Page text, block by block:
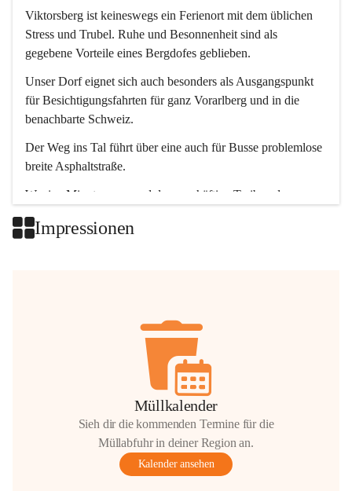
Viktorsberg ist keineswegs ein Ferienort mit dem üblichen
Stress und Trubel. Ruhe und Besonnenheit sind als
gegebene Vorteile eines Bergdofes geblieben.
Unser Dorf eignet sich auch besonders als Ausgangspunkt
für Besichtigungsfahrten für ganz Vorarlberg und in die
benachbarte Schweiz.
Der Weg ins Tal führt über eine auch für Busse problemlose
breite Asphaltstraße.
Wenige Minuten nur, und das geschäftige Treiben der
Impressionen
Müllkalender
Sieh dir die kommenden Termine für die
Müllabfuhr in deiner Region an.
Kalender ansehen